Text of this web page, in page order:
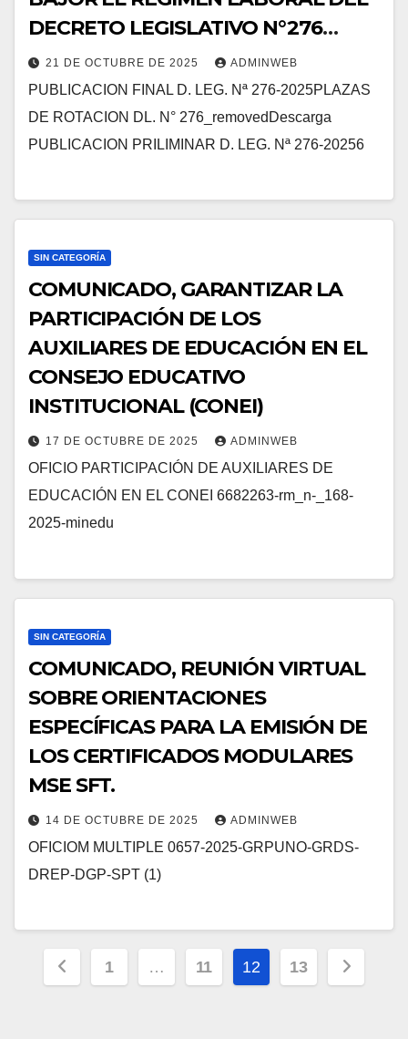
DECRETO LEGISLATIVO N°276
PERIODO LECTIVO – 2025.
21 DE OCTUBRE DE 2025 ADMINWEB
PUBLICACION FINAL D. LEG. Nª 276-2025PLAZAS
DE ROTACION DL. N° 276_removedDescarga
PUBLICACION PRILIMINAR D. LEG. Nª 276-20256
SIN CATEGORÍA
COMUNICADO, GARANTIZAR LA
PARTICIPACIÓN DE LOS
AUXILIARES DE EDUCACIÓN EN EL
CONSEJO EDUCATIVO
INSTITUCIONAL (CONEI)
17 DE OCTUBRE DE 2025 ADMINWEB
OFICIO PARTICIPACIÓN DE AUXILIARES DE
EDUCACIÓN EN EL CONEI 6682263-rm_n-_168-
2025-minedu
SIN CATEGORÍA
COMUNICADO, REUNIÓN VIRTUAL
SOBRE ORIENTACIONES
ESPECÍFICAS PARA LA EMISIÓN DE
LOS CERTIFICADOS MODULARES
MSE SFT.
14 DE OCTUBRE DE 2025 ADMINWEB
OFICIOM MULTIPLE 0657-2025-GRPUNO-GRDS-
DREP-DGP-SPT (1)
Posts
1 … 11 12 13